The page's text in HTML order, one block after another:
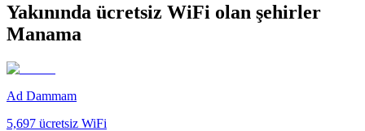
Yakınında ücretsiz WiFi olan şehirler
Manama
Ad Dammam
5,697 ücretsiz WiFi